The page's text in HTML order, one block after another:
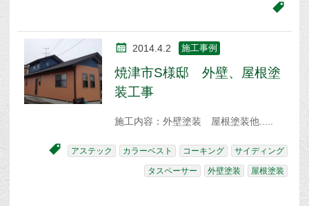
2014.4.2 施工事例
焼津市S様邸 外壁、屋根塗
装工事
施工内容：外壁塗装 屋根塗装他
アステック カラーベスト コーキング サイディング
タスペーサー 外壁塗装 屋根塗装